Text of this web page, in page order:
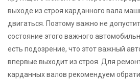
выходе из строя карданного вала
двигаться. Поэтому важно не
состояние этого важного
есть подозрение, что этот важный
впервые выходит из строя. Для
карданных валов рекомендуем